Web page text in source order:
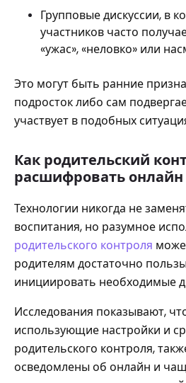
Групповые дискуссии, в
участников часто
«ужас», «неловко» или
Это могут быть ранние
подросток либо сам
участвует в подобных
Как родительский
расшифровать онлайн
Технологии никогда не
воспитания, но разумное
родительского контроля
родителям достаточно
инициировать необходимые
Исследования показывают,
использующие настройки и
родительского контроля,
осведомлены об онлайн и